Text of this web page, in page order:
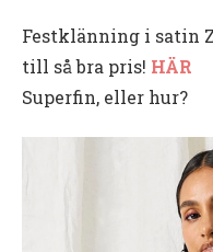
Festklänning i satin
till så bra pris! HÄR
Superfin, eller hur?